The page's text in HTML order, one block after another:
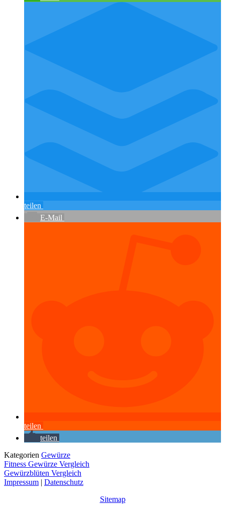
teilen
E-Mail
teilen
teilen
Kategorien Gewürze
Fitness Gewürze Vergleich
Gewürzblüten Vergleich
Impressum | Datenschutz
Sitemap